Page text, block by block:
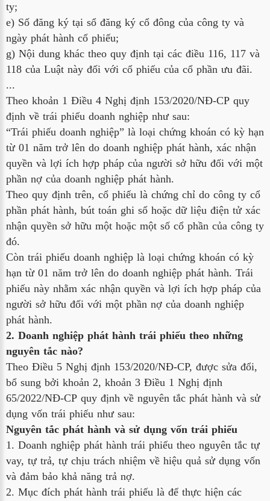
ty;
e) Số đăng ký tại sổ đăng ký cổ đông của công ty và
ngày phát hành cổ phiếu;
g) Nội dung khác theo quy định tại các điều 116, 117 và
118 của Luật này đối với cổ phiếu của cổ phần ưu đãi.
...
Theo khoản 1 Điều 4 Nghị định 153/2020/NĐ-CP quy
định về trái phiếu doanh nghiệp như sau:
“Trái phiếu doanh nghiệp” là loại chứng khoán có kỳ hạn
từ 01 năm trở lên do doanh nghiệp phát hành, xác nhận
quyền và lợi ích hợp pháp của người sở hữu đối với một
phần nợ của doanh nghiệp phát hành.
Theo quy định trên, cổ phiếu là chứng chỉ do công ty cổ
phần phát hành, bút toán ghi sổ hoặc dữ liệu điện tử xác
nhận quyền sở hữu một hoặc một số cổ phần của công ty
đó.
Còn trái phiếu doanh nghiệp là loại chứng khoán có kỳ
hạn từ 01 năm trở lên do doanh nghiệp phát hành. Trái
phiếu này nhằm xác nhận quyền và lợi ích hợp pháp của
người sở hữu đối với một phần nợ của doanh nghiệp
phát hành.
2. Doanh nghiệp phát hành trái phiếu theo những
nguyên tắc nào?
Theo Điều 5 Nghị định 153/2020/NĐ-CP, được sửa đổi,
bổ sung bởi khoản 2, khoản 3 Điều 1 Nghị định
65/2022/NĐ-CP quy định về nguyên tắc phát hành và sử
dụng vốn trái phiếu như sau:
Nguyên tắc phát hành và sử dụng vốn trái phiếu
1. Doanh nghiệp phát hành trái phiếu theo nguyên tắc tự
vay, tự trả, tự chịu trách nhiệm về hiệu quả sử dụng vốn
và đảm bảo khả năng trả nợ.
2. Mục đích phát hành trái phiếu là để thực hiện các